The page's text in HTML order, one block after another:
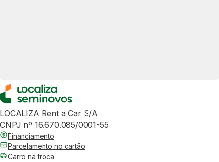
LOCALIZA Rent a Car S/A
CNPJ nº 16.670.085/0001-55
Financiamento
Parcelamento no cartão
Carro na troca